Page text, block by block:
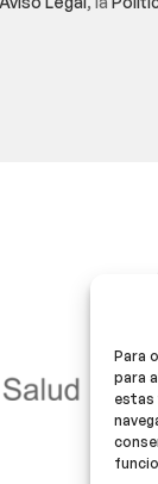
Para
para
estas